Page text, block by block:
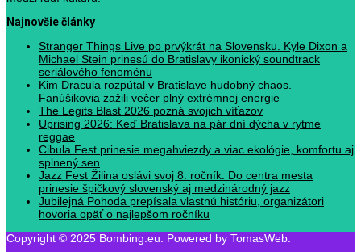
Najnovšie články
Stranger Things Live po prvýkrát na Slovensku. Kyle Dixon a
Michael Stein prinesú do Bratislavy ikonický soundtrack
seriálového fenoménu
Kim Dracula rozpútal v Bratislave hudobný chaos.
Fanúšikovia zažili večer plný extrémnej energie
The Legits Blast 2026 pozná svojich víťazov
Uprising 2026: Keď Bratislava na pár dní dýcha v rytme
reggae
Cibula Fest prinesie megahviezdy a viac ekológie, komfortu aj
splnený sen
Jazz Fest Žilina oslávi svoj 8. ročník. Do centra mesta
prinesie špičkový slovenský aj medzinárodný jazz
Jubilejná Pohoda prepísala vlastnú históriu, organizátori
hovoria opäť o najlepšom ročníku
Copyright © 2025 Bombing.eu. Powered by TomasWeb.